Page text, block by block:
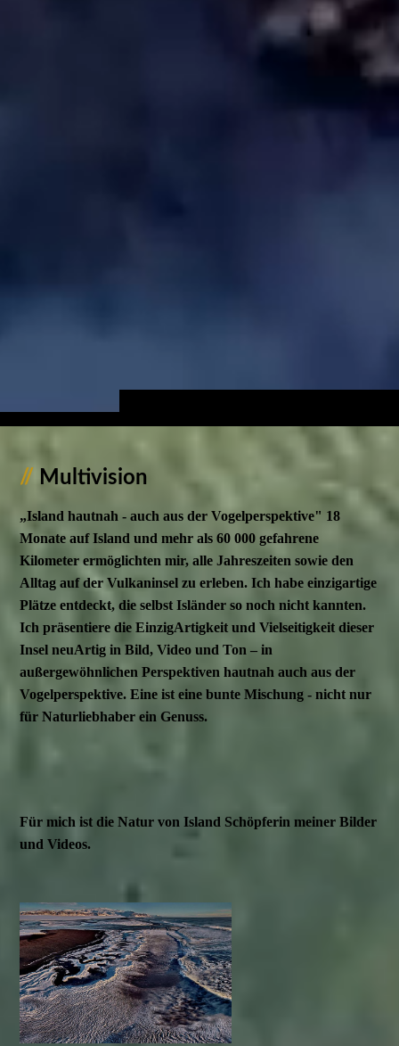
// Multivision
„Island hautnah - auch aus der Vogelperspektive" 18
Monate auf Island und mehr als 60 000 gefahrene
Kilometer ermöglichten mir, alle Jahreszeiten sowie den
Alltag auf der Vulkaninsel zu erleben. Ich habe einzigartige
Plätze entdeckt, die selbst Isländer so noch nicht kannten.
Ich präsentiere die EinzigArtigkeit und Vielseitigkeit dieser
Insel neuArtig in Bild, Video und Ton – in
außergewöhnlichen Perspektiven hautnah auch aus der
Vogelperspektive.Eine ist eine bunte Mischung - nicht nur
für Naturliebhaber ein Genuss.
Für mich ist die Natur von Island Schöpferin meiner Bilder
und Videos.